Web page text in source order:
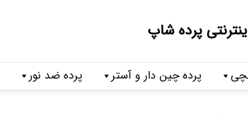
پرده شاپ
پرده چین دار و آستر پرده ضد نور